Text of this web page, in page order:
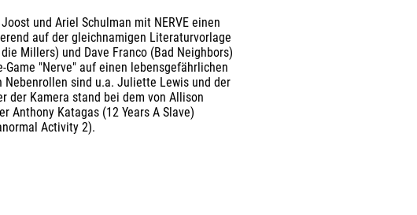
und Ariel Schulman mit NERVE einen
auf der gleichnamigen Literaturvorlage
Millers) und Dave Franco (Bad Neighbors)
"Nerve" auf einen lebensgefährlichen
Nebenrollen sind u.a. Juliette Lewis und der
der Kamera stand bei dem von Allison
Anthony Katagas (12 Years A Slave)
Activity 2).